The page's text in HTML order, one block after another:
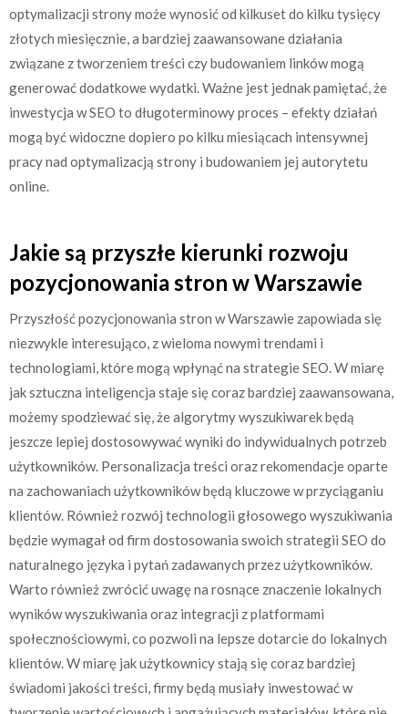
optymalizacji strony może wynosić od kilkuset do kilku tysięcy
złotych miesięcznie, a bardziej zaawansowane działania
związane z tworzeniem treści czy budowaniem linków mogą
generować dodatkowe wydatki. Ważne jest jednak pamiętać, że
inwestycja w SEO to długoterminowy proces – efekty działań
mogą być widoczne dopiero po kilku miesiącach intensywnej
pracy nad optymalizacją strony i budowaniem jej autorytetu
online.
Jakie są przyszłe kierunki rozwoju
pozycjonowania stron w Warszawie
Przyszłość pozycjonowania stron w Warszawie zapowiada się
niezwykle interesująco, z wieloma nowymi trendami i
technologiami, które mogą wpłynąć na strategie SEO. W miarę
jak sztuczna inteligencja staje się coraz bardziej zaawansowana,
możemy spodziewać się, że algorytmy wyszukiwarek będą
jeszcze lepiej dostosowywać wyniki do indywidualnych potrzeb
użytkowników. Personalizacja treści oraz rekomendacje oparte
na zachowaniach użytkowników będą kluczowe w przyciąganiu
klientów. Również rozwój technologii głosowego wyszukiwania
będzie wymagał od firm dostosowania swoich strategii SEO do
naturalnego języka i pytań zadawanych przez użytkowników.
Warto również zwrócić uwagę na rosnące znaczenie lokalnych
wyników wyszukiwania oraz integracji z platformami
społecznościowymi, co pozwoli na lepsze dotarcie do lokalnych
klientów. W miarę jak użytkownicy stają się coraz bardziej
świadomi jakości treści, firmy będą musiały inwestować w